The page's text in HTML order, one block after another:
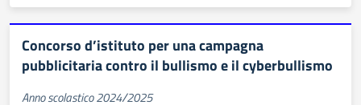
Concorso d’istituto per una campagna
pubblicitaria contro il bullismo e il cyberbullismo
Anno scolastico 2024/2025